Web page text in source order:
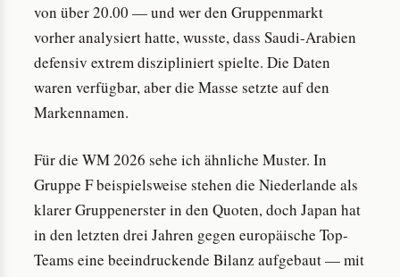
von über 20.00 — und wer den Gruppenmarkt
vorher analysiert hatte, wusste, dass Saudi-Arabien
defensiv extrem diszipliniert spielte. Die Daten
waren verfügbar, aber die Masse setzte auf den
Markennamen.
Für die WM 2026 sehe ich ähnliche Muster. In
Gruppe F beispielsweise stehen die Niederlande als
klarer Gruppenerster in den Quoten, doch Japan hat
in den letzten drei Jahren gegen europäische Top-
Teams eine beeindruckende Bilanz aufgebaut — mit